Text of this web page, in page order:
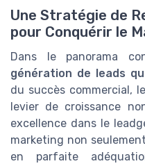
Une Stratégie de
pour Conquérir le
Dans le panorama
génération de leads
du succès commercial,
levier de croissance
excellence dans le
marketing non
en parfaite